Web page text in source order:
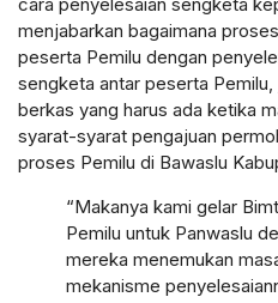
cara penyelesaian sengketa
menjabarkan bagaimana
peserta Pemilu dengan
sengketa antar peserta
berkas yang harus ada ketika
syarat-syarat pengajuan
proses Pemilu di Bawaslu
“Makanya kami gelar
Pemilu untuk Panwaslu
mereka menemukan
mekanisme